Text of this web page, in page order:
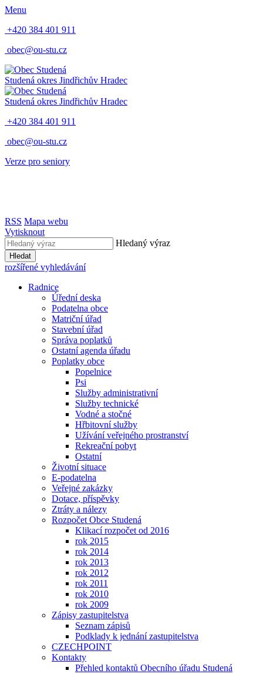
Menu
+420 384 401 911
obec@ou-stu.cz
Studená okres Jindřichův Hradec
Studená okres Jindřichův Hradec
+420 384 401 911
obec@ou-stu.cz
Verze pro seniory
RSS Mapa webu
Vytisknout
Hledaný výraz
Hledat
rozšířené vyhledávání
Radnice
Úřední deska
Podatelna obce
Matriční úřad
Stavební úřad
Správa poplatků
Ostatní agenda úřadu
Poplatky obce
Popelnice
Psi
Služby administrativní
Služby technické
Vodné a stočné
Hřbitovní služby
Užívání veřejného prostranství
Rekreační pobyt
Ostatní
Životní situace
E-podatelna
Veřejné zakázky
Dotace, příspěvky
Ztráty a nálezy
Rozpočet Obce Studená
Klikací rozpočet od 2016
rok 2015
rok 2014
rok 2013
rok 2012
rok 2011
rok 2010
rok 2009
Zápisy zastupitelstva
Seznam zápisů
Podklady k jednání zastupitelstva
CZECHPOINT
Kontakty
Přehled kontaktů Obecního úřadu Studená